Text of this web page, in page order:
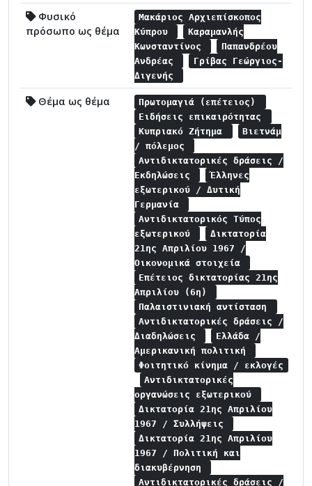
Φυσικό
πρόσωπο ως θέμα
Μακάριος Αρχιεπίσκοπος
Κύπρου
Καραμανλής
Κωνσταντίνος
Παπανδρέου
Ανδρέας
Γρίβας Γεώργιος-
Διγενής
Θέμα ως θέμα
Πρωτομαγιά (επέτειος)
Ειδήσεις επικαιρότητας
Κυπριακό Ζήτημα
Βιετνάμ
/ πόλεμος
Αντιδικτατορικές δράσεις /
Εκδηλώσεις
Έλληνες
εξωτερικού / Δυτική
Γερμανία
Αντιδικτατορικός Τύπος
εξωτερικού
Δικτατορία
21ης Απριλίου 1967 /
Οικονομικά στοιχεία
Επέτειος δικτατορίας 21ης
Απριλίου (6η)
Παλαιστινιακή αντίσταση
Αντιδικτατορικές δράσεις /
Διαδηλώσεις
Ελλάδα /
Αμερικανική πολιτική
Φοιτητικό κίνημα / εκλογές
Αντιδικτατορικές
οργανώσεις εξωτερικού
Δικτατορία 21ης Απριλίου
1967 / Συλλήψεις
Δικτατορία 21ης Απριλίου
1967 / Πολιτική και
διακυβέρνηση
Αντιδικτατορικές δράσεις /